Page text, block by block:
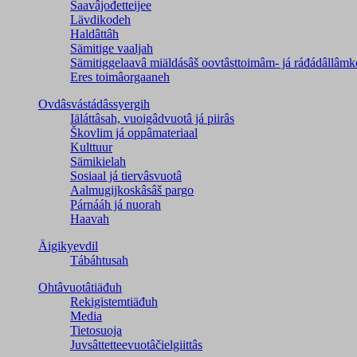
Saavâjođetteijee
Lävdikodeh
Haldâttâh
Sämitige vaaljah
Sämitiggelaavâ miäldásâš oovtâsttoimâm- já
Eres toimâorgaaneh
Ovdâsvástádâssyergih
Iäláttâsah, vuoigâdvuotâ já piirâs
Škovlim já oppâmateriaal
Kulttuur
Sämikielah
Sosiaal já tiervâsvuotâ
Aalmugijkoskâsâš pargo
Párnááh já nuorah
Haavah
Äigikyevdil
Tábáhtusah
Ohtâvuotâtiäđuh
Rekigistemtiäđuh
Media
Tietosuoja
Juvsâttetteevuotâčielgiittâs